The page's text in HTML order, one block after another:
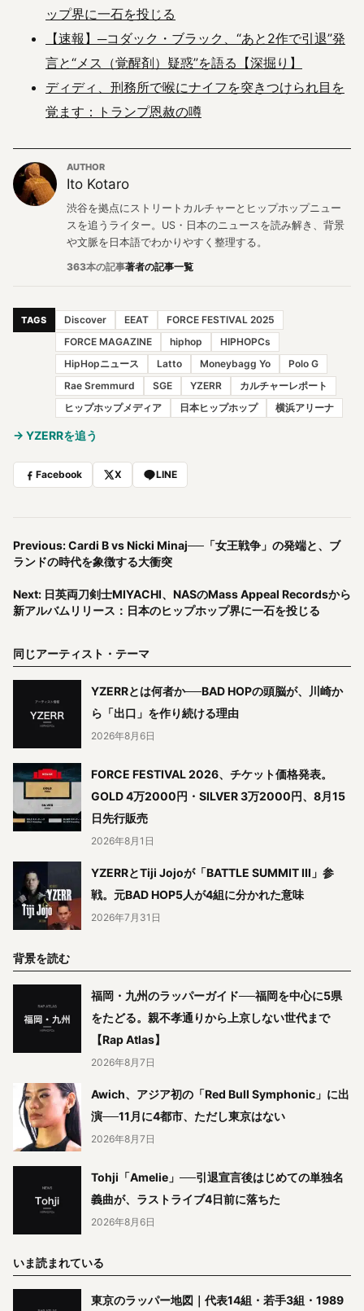
ップ界に一石を投じる
【速報】─コダック・ブラック、“あと2作で引退”発
言と“メス（覚醒剤）疑惑”を語る【深掘り】
ディディ、刑務所で喉にナイフを突きつけられ目を
覚ます：トランプ恩赦の噂
AUTHOR
Ito Kotaro
渋谷を拠点にストリートカルチャーとヒップホップニュー
スを追うライター。US・日本のニュースを読み解き、背景
や文脈を日本語でわかりやすく整理する。
363本の記事著者の記事一覧
TAGS Discover EEAT
FORCE FESTIVAL 2025
FORCE MAGAZINE
hiphop
HIPHOPCs
HipHopニュース
Latto Moneybagg Yo
Polo G
Rae Sremmurd
SGE YZERR
カルチャーレポート
ヒップホップメディア
日本ヒップホップ 横浜アリーナ
→ YZERRを追う
Facebook X LINE
Previous: Cardi B vs Nicki Minaj──「女王戦争」の発端と、ブ
ランドの時代を象徴する大衝突
Next: 日英両刀剣士MIYACHI、NASのMass Appeal Recordsから
新アルバムリリース：日本のヒップホップ界に一石を投じる
同じアーティスト・テーマ
YZERRとは何者か──BAD HOPの頭脳が、川崎か
ら「出口」を作り続ける理由
2026年8月6日
FORCE FESTIVAL 2026、チケット価格発表。
GOLD 4万2000円・SILVER 3万2000円、8月15
日先行販売
2026年8月1日
YZERRとTiji Jojoが「BATTLE SUMMIT III」参
戦。元BAD HOP5人が4組に分かれた意味
2026年7月31日
背景を読む
福岡・九州のラッパーガイド──福岡を中心に5県
をたどる。親不孝通りから上京しない世代まで
【Rap Atlas】
2026年8月7日
Awich、アジア初の「Red Bull Symphonic」に出
演──11月に4都市、ただし東京はない
2026年8月7日
Tohji「Amelie」──引退宣言後はじめての単独名
義曲が、ラストライブ4日前に落ちた
2026年8月6日
いま読まれている
東京のラッパー地図｜代表14組・若手3組・1989